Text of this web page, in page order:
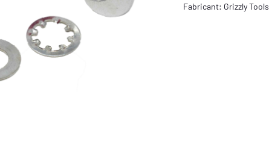
Fabricant: Grizzly Tools